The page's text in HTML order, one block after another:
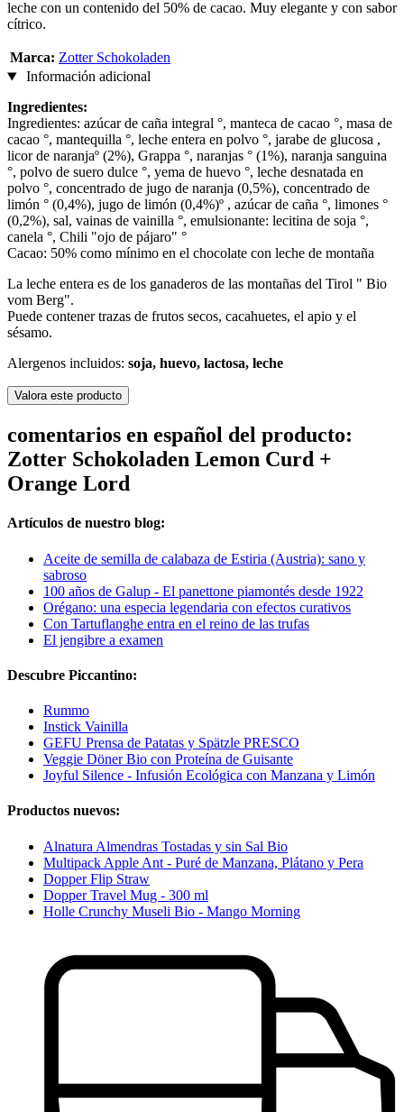
leche con un contenido del 50% de cacao. Muy elegante y con sabor
cítrico.
Marca: Zotter Schokoladen
Información adicional
Ingredientes:
Ingredientes: azúcar de caña integral °, manteca de cacao °, masa de
cacao °, mantequilla °, leche entera en polvo °, jarabe de glucosa ,
licor de naranjaº (2%), Grappa °, naranjas ° (1%), naranja sanguina
°, polvo de suero dulce °, yema de huevo °, leche desnatada en
polvo °, concentrado de jugo de naranja (0,5%), concentrado de
limón ° (0,4%), jugo de limón (0,4%)º , azúcar de caña °, limones °
(0,2%), sal, vainas de vainilla °, emulsionante: lecitina de soja °,
canela °, Chili "ojo de pájaro" °
Cacao: 50% como mínimo en el chocolate con leche de montaña
La leche entera es de los ganaderos de las montañas del Tirol " Bio
vom Berg".
Puede contener trazas de frutos secos, cacahuetes, el apio y el
sésamo.
Alergenos incluidos: soja, huevo, lactosa, leche
Valora este producto
comentarios en español del producto:
Zotter Schokoladen Lemon Curd +
Orange Lord
Artículos de nuestro blog:
Aceite de semilla de calabaza de Estiria (Austria): sano y
sabroso
100 años de Galup - El panettone piamontés desde 1922
Orégano: una especia legendaria con efectos curativos
Con Tartuflanghe entra en el reino de las trufas
El jengibre a examen
Descubre Piccantino:
Rummo
Instick Vainilla
GEFU Prensa de Patatas y Spätzle PRESCO
Veggie Döner Bio con Proteína de Guisante
Joyful Silence - Infusión Ecológica con Manzana y Limón
Productos nuevos:
Alnatura Almendras Tostadas y sin Sal Bio
Multipack Apple Ant - Puré de Manzana, Plátano y Pera
Dopper Flip Straw
Dopper Travel Mug - 300 ml
Holle Crunchy Museli Bio - Mango Morning